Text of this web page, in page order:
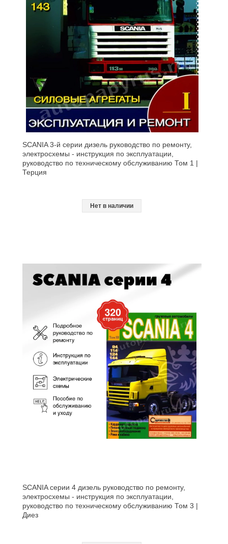
SCANIA 3-й серии дизель руководство по ремонту,
электросхемы - инструкция по эксплуатации,
руководство по техническому обслуживанию Том 1 |
Терция
Нет в наличии
SCANIA серии 4 дизель руководство по ремонту,
электросхемы - инструкция по эксплуатации,
руководство по техническому обслуживанию Том 3 |
Диез